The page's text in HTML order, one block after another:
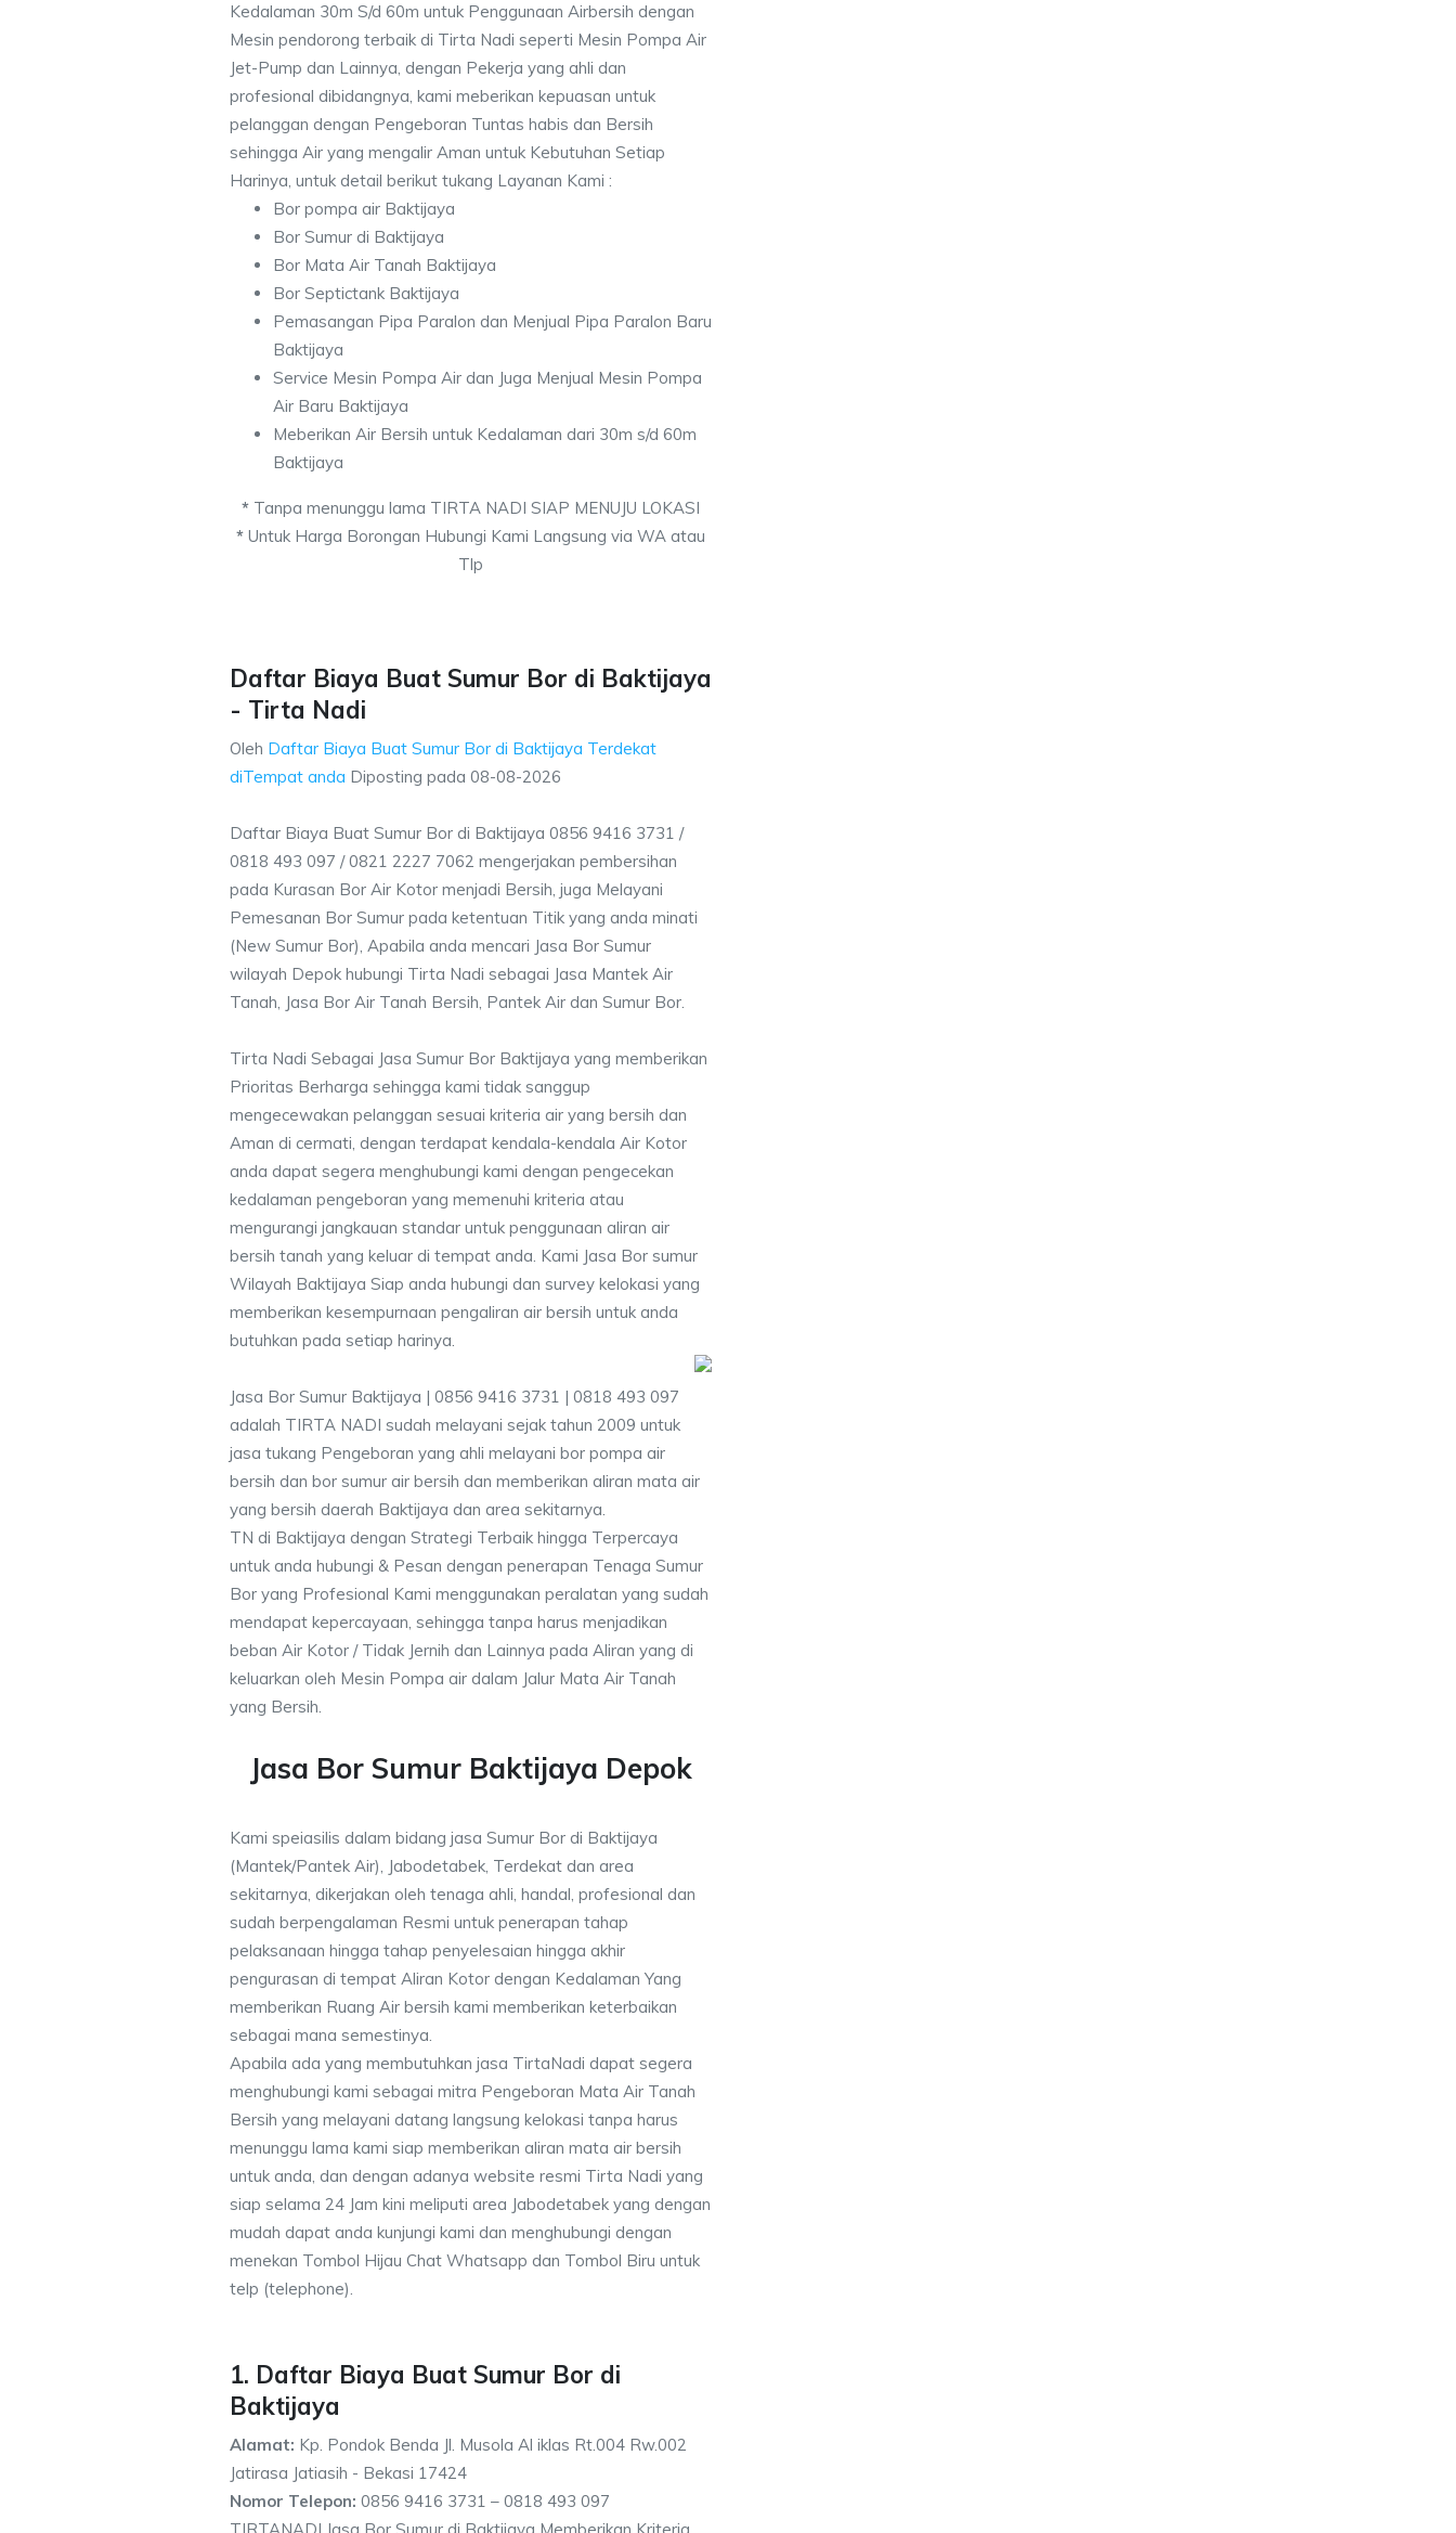
Kedalaman 30m S/d 60m untuk Penggunaan Airbersih dengan
Mesin pendorong terbaik di Tirta Nadi seperti Mesin Pompa Air
Jet-Pump dan Lainnya, dengan Pekerja yang ahli dan
profesional dibidangnya, kami meberikan kepuasan untuk
pelanggan dengan Pengeboran Tuntas habis dan Bersih
sehingga Air yang mengalir Aman untuk Kebutuhan Setiap
Harinya, untuk detail berikut tukang Layanan Kami :
Bor pompa air Baktijaya
Bor Sumur di Baktijaya
Bor Mata Air Tanah Baktijaya
Bor Septictank Baktijaya
Pemasangan Pipa Paralon dan Menjual Pipa Paralon Baru
Baktijaya
Service Mesin Pompa Air dan Juga Menjual Mesin Pompa
Air Baru Baktijaya
Meberikan Air Bersih untuk Kedalaman dari 30m s/d 60m
Baktijaya
* Tanpa menunggu lama TIRTA NADI SIAP MENUJU LOKASI
* Untuk Harga Borongan Hubungi Kami Langsung via WA atau
Tlp
Daftar Biaya Buat Sumur Bor di Baktijaya
- Tirta Nadi
Oleh Daftar Biaya Buat Sumur Bor di Baktijaya Terdekat
diTempat anda Diposting pada 08-08-2026
Daftar Biaya Buat Sumur Bor di Baktijaya 0856 9416 3731 /
0818 493 097 / 0821 2227 7062 mengerjakan pembersihan
pada Kurasan Bor Air Kotor menjadi Bersih, juga Melayani
Pemesanan Bor Sumur pada ketentuan Titik yang anda minati
(New Sumur Bor), Apabila anda mencari Jasa Bor Sumur
wilayah Depok hubungi Tirta Nadi sebagai Jasa Mantek Air
Tanah, Jasa Bor Air Tanah Bersih, Pantek Air dan Sumur Bor.
Tirta Nadi Sebagai Jasa Sumur Bor Baktijaya yang memberikan
Prioritas Berharga sehingga kami tidak sanggup
mengecewakan pelanggan sesuai kriteria air yang bersih dan
Aman di cermati, dengan terdapat kendala-kendala Air Kotor
anda dapat segera menghubungi kami dengan pengecekan
kedalaman pengeboran yang memenuhi kriteria atau
mengurangi jangkauan standar untuk penggunaan aliran air
bersih tanah yang keluar di tempat anda. Kami Jasa Bor sumur
Wilayah Baktijaya Siap anda hubungi dan survey kelokasi yang
memberikan kesempurnaan pengaliran air bersih untuk anda
butuhkan pada setiap harinya.
Jasa Bor Sumur Baktijaya | 0856 9416 3731 | 0818 493 097
adalah TIRTA NADI sudah melayani sejak tahun 2009 untuk
jasa tukang Pengeboran yang ahli melayani bor pompa air
bersih dan bor sumur air bersih dan memberikan aliran mata air
yang bersih daerah Baktijaya dan area sekitarnya.
TN di Baktijaya dengan Strategi Terbaik hingga Terpercaya
untuk anda hubungi & Pesan dengan penerapan Tenaga Sumur
Bor yang Profesional Kami menggunakan peralatan yang sudah
mendapat kepercayaan, sehingga tanpa harus menjadikan
beban Air Kotor / Tidak Jernih dan Lainnya pada Aliran yang di
keluarkan oleh Mesin Pompa air dalam Jalur Mata Air Tanah
yang Bersih.
Jasa Bor Sumur Baktijaya Depok
Kami speiasilis dalam bidang jasa Sumur Bor di Baktijaya
(Mantek/Pantek Air), Jabodetabek, Terdekat dan area
sekitarnya, dikerjakan oleh tenaga ahli, handal, profesional dan
sudah berpengalaman Resmi untuk penerapan tahap
pelaksanaan hingga tahap penyelesaian hingga akhir
pengurasan di tempat Aliran Kotor dengan Kedalaman Yang
memberikan Ruang Air bersih kami memberikan keterbaikan
sebagai mana semestinya.
Apabila ada yang membutuhkan jasa TirtaNadi dapat segera
menghubungi kami sebagai mitra Pengeboran Mata Air Tanah
Bersih yang melayani datang langsung kelokasi tanpa harus
menunggu lama kami siap memberikan aliran mata air bersih
untuk anda, dan dengan adanya website resmi Tirta Nadi yang
siap selama 24 Jam kini meliputi area Jabodetabek yang dengan
mudah dapat anda kunjungi kami dan menghubungi dengan
menekan Tombol Hijau Chat Whatsapp dan Tombol Biru untuk
telp (telephone).
1. Daftar Biaya Buat Sumur Bor di
Baktijaya
Alamat: Kp. Pondok Benda Jl. Musola Al iklas Rt.004 Rw.002
Jatirasa Jatiasih - Bekasi 17424
Nomor Telepon: 0856 9416 3731 – 0818 493 097